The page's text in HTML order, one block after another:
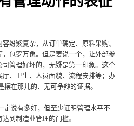
纷繁复杂，从订单确定、原料采购、
包罗万象。但是要说一个，让外部参
管理好坏的，无疑是第一印象。这个
、卫生、人员面貌、流程安排等；办
在那儿的、无可争辩的证据。
定说有多好，但至少证明管理水平不
到制造业管理的门槛。